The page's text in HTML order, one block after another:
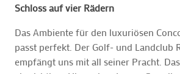
Schloss auf vier Rädern
Das Ambiente für den luxuriösen
passt perfekt. Der Golf- und Landclub
empfängt uns mit all seiner Pracht.